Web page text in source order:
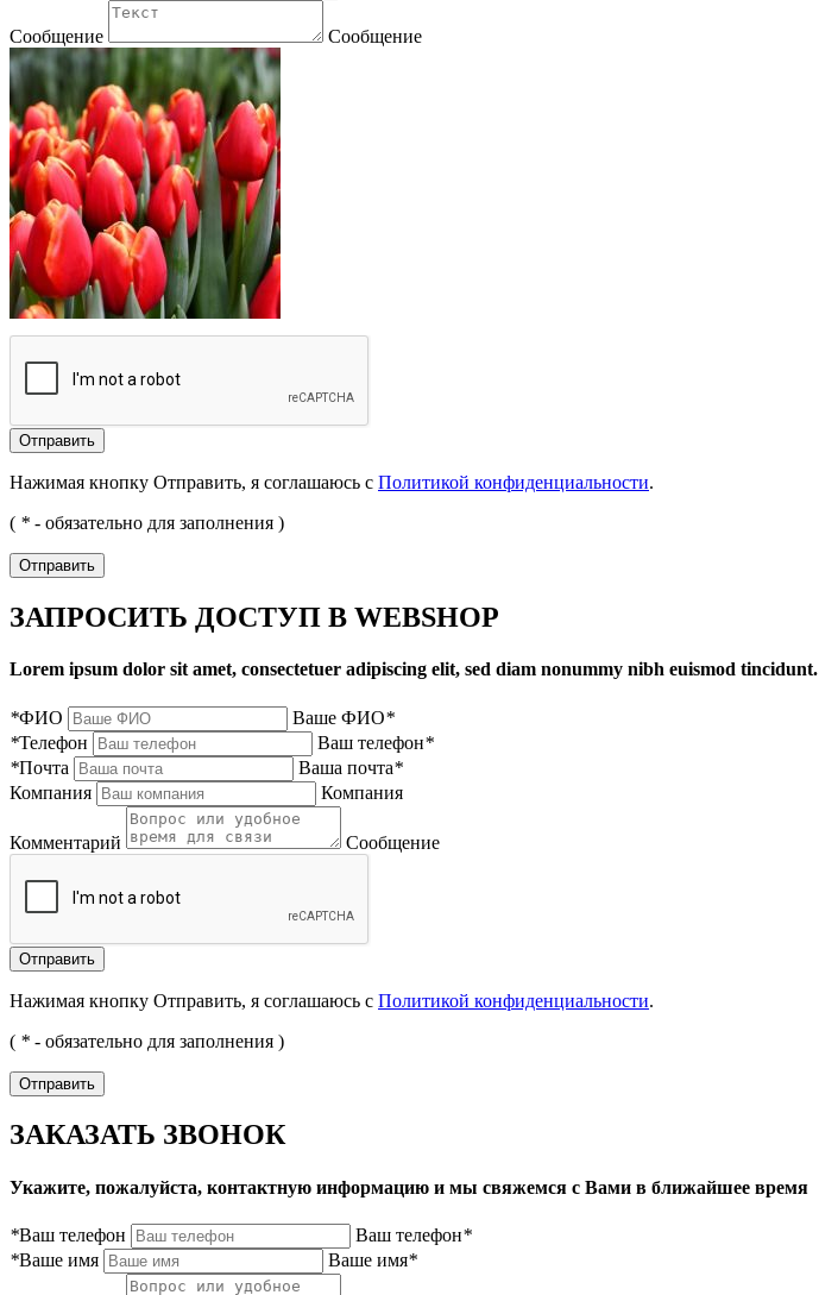
Сообщение Сообщение
Отправить
Нажимая кнопку Отправить, я соглашаюсь с Политикой конфиденциальности.
( * - обязательно для заполнения )
Отправить
ЗАПРОСИТЬ ДОСТУП В WEBSHOP
Lorem ipsum dolor sit amet, consectetuer adipiscing elit, sed diam nonummy nibh euismod tincidunt.
*ФИО Ваше ФИО*
*Телефон Ваш телефон*
*Почта Ваша почта*
Компания
Компания
Комментарий Сообщение
Нажимая кнопку Отправить, я соглашаюсь с Политикой конфиденциальности.
( * - обязательно для заполнения )
ЗАКАЗАТЬ ЗВОНОК
Укажите, пожалуйста, контактную информацию и мы свяжемся с Вами в ближайшее время
*Ваш телефон Ваш телефон*
*Ваше имя Ваше имя*